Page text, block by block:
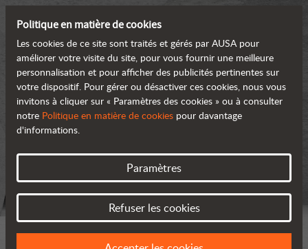
Politique en matière de cookies
Les cookies de ce site sont traités et gérés par AUSA pour
améliorer votre visite du site, pour vous fournir une meilleure
personnalisation et pour afficher des publicités pertinentes sur
votre dispositif. Pour gérer ou désactiver ces cookies, nous vous
invitons à cliquer sur « Paramètres des cookies » ou à consulter
notre Politique en matière de cookies pour davantage
d'informations.
Paramètres
Refuser les cookies